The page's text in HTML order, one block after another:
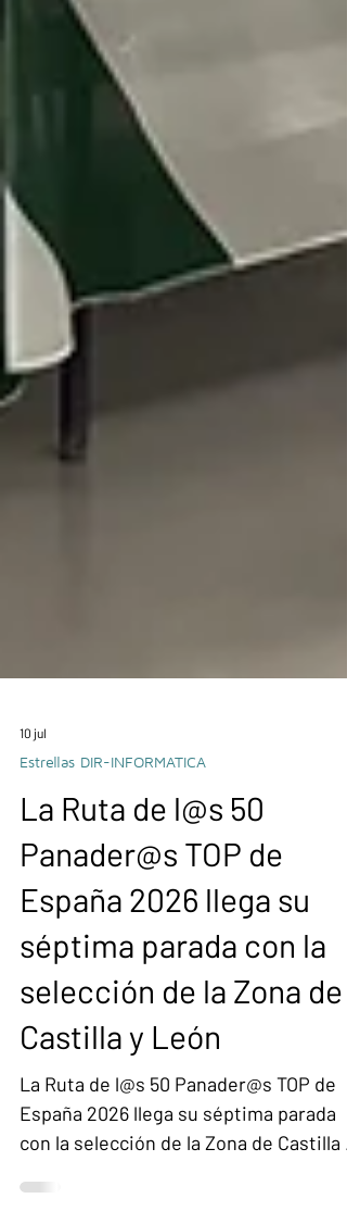
Estrellas DIR-INFORMATICA
La Ruta de l@s 50
Panader@s TOP de
España 2026 llega su
séptima parada con la
selección de la Zona de
Castilla y León
La Ruta de l@s 50 Panader@s TOP de
con la selección de la Zona de Castilla y